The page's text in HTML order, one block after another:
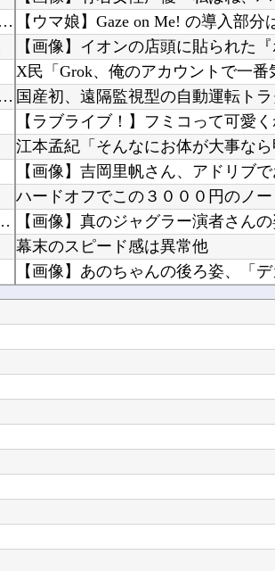
日本旅行キャンセルすべきか…1万年ぶり史上最大級の火山の兆し＝韓国の反応
石油もない、鉄もない、国土の7割は山…それでも日本が世界屈指の経済大国になれた「勤勉さ」以...
祥事！W杯予選でレフリーへの性的接待発覚...
国産初、遠隔監視型の自動運転ト
【ラブライブ！】フミコって可愛
江本孟紀「そんなにお体が大事な
【画像】真のジャグラー演者さん
幕末のスピード感は異常他
【悲報】価格高騰の波、次は「PC
人気YouTuberさん、動画内で最悪
【悲報】チーター、無理矢理カメ
【画像】福原遥さん、意外とあるｗ
モンスターハンターというゲーム